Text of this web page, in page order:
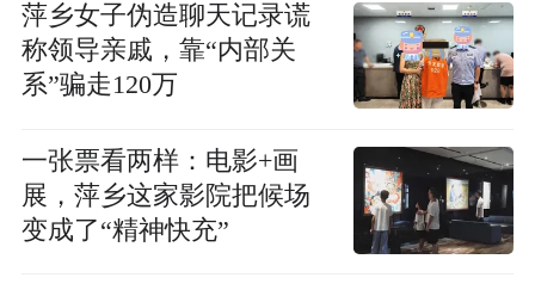
萍乡女子伪造聊天记录谎
称领导亲戚，靠“内部关
系”骗走120万
一张票看两样：电影+画
展，萍乡这家影院把候场
变成了“精神快充”